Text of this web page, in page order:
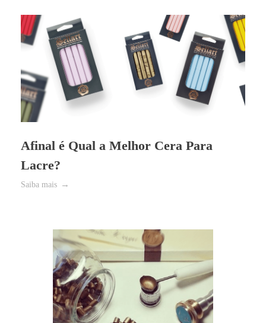
Afinal é Qual a Melhor Cera Para
Lacre?
Saiba mais